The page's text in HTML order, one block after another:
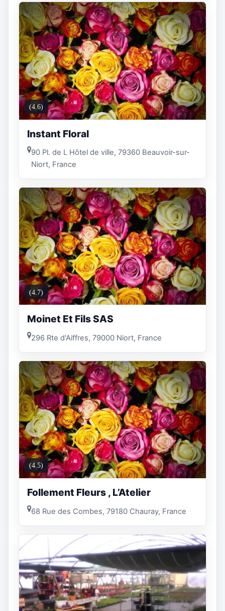
(4.6)
Instant Floral
90 Pl. de L Hôtel de ville, 79360 Beauvoir-sur-
Niort, France
(4.7)
Moinet Et Fils SAS
296 Rte d'Aiffres, 79000 Niort, France
(4.5)
Follement Fleurs , L’Atelier
68 Rue des Combes, 79180 Chauray, France